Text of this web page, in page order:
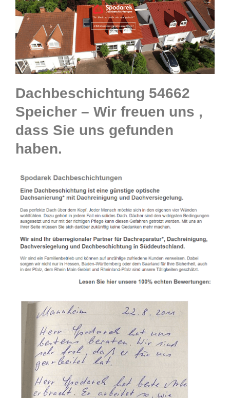
Dachbeschichtung 54662
Speicher – Wir freuen uns ,
dass Sie uns gefunden
haben.